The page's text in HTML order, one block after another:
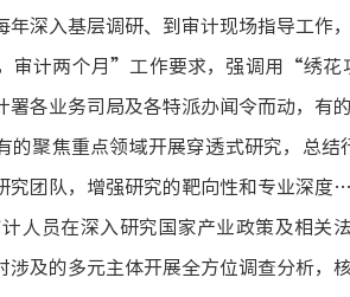
年深入基层调研、到审计现场指导工
审计两个月”工作要求，强调用“绣花
署各业务司局及各特派办闻令而动，
的聚焦重点领域开展穿透式研究，总
究团队，增强研究的靶向性和专业深
人员在深入研究国家产业政策及相
涉及的多元主体开展全方位调查分析